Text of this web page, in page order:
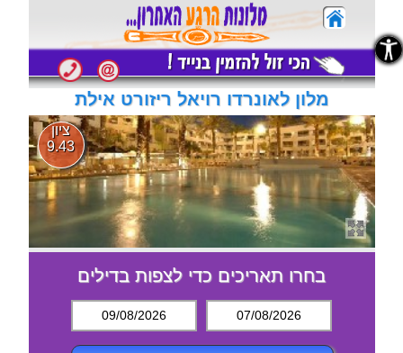
מלון לאונרדו רויאל ריזורט אילת
ציון
9.43
בחרו תאריכים כדי לצפות בדילים
09/08/2026 07/08/2026
נגישות
נגישות